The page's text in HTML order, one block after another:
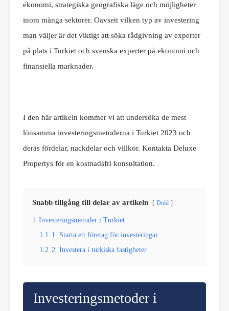
ekonomi, strategiska geografiska läge och möjligheter
inom många sektorer. Oavsett vilken typ av investering
man väljer är det viktigt att söka rådgivning av experter
på plats i Turkiet och svenska experter på ekonomi och
finansiella marknader.
I den här artikeln kommer vi att undersöka de mest
lönsamma investeringsmetoderna i Turkiet 2023 och
deras fördelar, nackdelar och villkor. Kontakta Deluxe
Propertys för en kostnadsfri konsultation.
Snabb tillgång till delar av artikeln Dold
1 Investeringsmetoder i Turkiet
1.1 1. Starta ett företag för investeringar
1.2 2. Investera i turkiska fastigheter
Investeringsmetoder i